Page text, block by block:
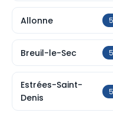
Allonne 5
Breuil-le-Sec 5
Estrées-Saint-
Denis
5